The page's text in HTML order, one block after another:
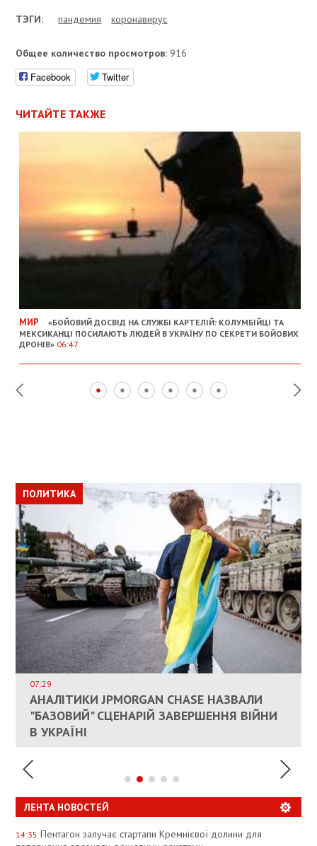
ТЭГИ: пандемия коронавирус
Общее количество просмотров: 916
Facebook Twitter
ЧИТАЙТЕ ТАКЖЕ
МИР
«БОЙОВИЙ ДОСВІД НА СЛУЖБІ КАРТЕЛІЙ: КОЛУМБІЙЦІ ТА
МЕКСИКАНЦІ ПОСИЛАЮТЬ ЛЮДЕЙ В УКРАЇНУ ПО СЕКРЕТИ БОЙОВИХ
ДРОНІВ» 06:47
ПОЛИТИКА
КАНДИДАТ В ПРЕМЬЕРЫ ПОЛЬШИ ПРИЗВАЛ
ЕС ПРЕКРАТИТЬ ВОЕННУЮ ПОМОЩЬ
УКРАИНЕ
ПОЛИТИКА
07:29
АНАЛІТИКИ JPMORGAN CHASE НАЗВАЛИ
"БАЗОВИЙ" СЦЕНАРІЙ ЗАВЕРШЕННЯ ВІЙНИ
В УКРАЇНІ
ОБЩЕСТВО
ВЛАСНИКАМ ЗРУЙНОВАНОГО ЖИТЛА
ДОЗВОЛИЛИ НЕ ПЛАТИТИ ЗА КОМУНАЛКУ
ПОЛИТИКА
ИНТЕГРАЦИЯ УКРАИНЫ В НАТО ВРЯД ЛИ
СОСТОИТСЯ В БЛИЖАЙШЕЕ ВРЕМЯ, –
РЮТТЕ
ЭКОНОМИКА
ПАЛИВНИЙ РИНОК РОЗІГРІЛИ ШТУЧНО:
АНАЛІТИКИ ЗВИНУВАТИЛИ АЗС У
СПЕКУЛЯЦІЇ
ЛЕНТА НОВОСТЕЙ
14:35 Пентагон залучає стартапи Кремнієвої долини для